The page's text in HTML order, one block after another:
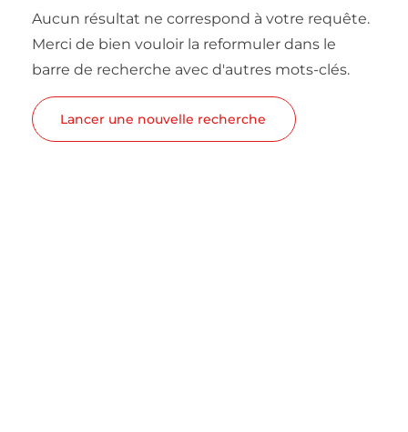
Aucun résultat ne correspond à votre requête.
Merci de bien vouloir la reformuler dans le
barre de recherche avec d'autres mots-clés.
Lancer une nouvelle recherche